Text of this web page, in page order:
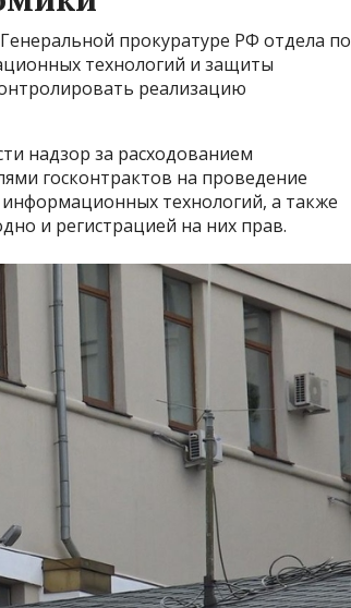
прокуратуре РФ отдела по
технологий и защиты
реализацию
надзор за расходованием
госконтрактов на проведение
технологий, а также
и регистрацией на них прав.